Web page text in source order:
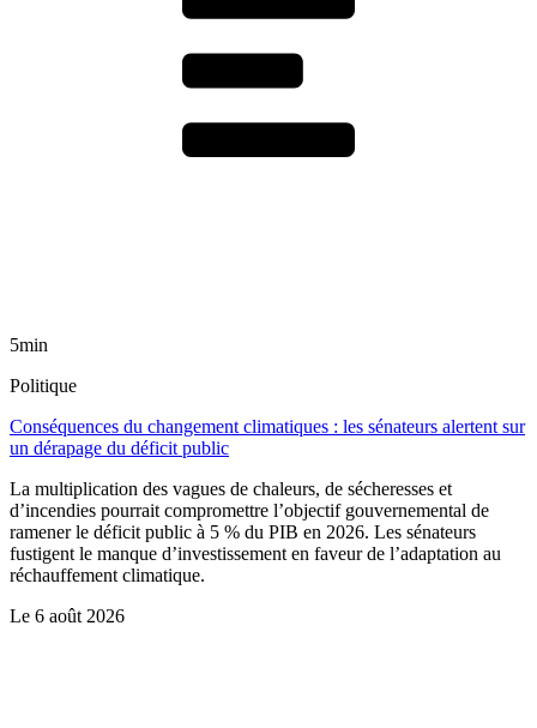
5min
Politique
Conséquences du changement climatiques : les sénateurs alertent sur
un dérapage du déficit public
La multiplication des vagues de chaleurs, de sécheresses et
d’incendies pourrait compromettre l’objectif gouvernemental de
ramener le déficit public à 5 % du PIB en 2026. Les sénateurs
fustigent le manque d’investissement en faveur de l’adaptation au
réchauffement climatique.
Le 6 août 2026